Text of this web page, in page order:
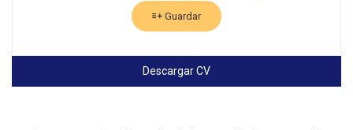
Guardar
Descargar CV